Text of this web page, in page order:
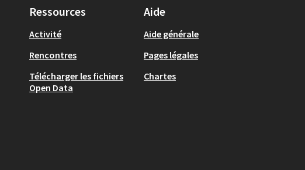
Ressources
Activité
Rencontres
Télécharger les fichiers
Open Data
Aide
Aide générale
Pages légales
Chartes